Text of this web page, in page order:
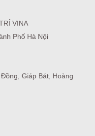
VINA
Phố Hà Nội
Giáp Bát, Hoàng